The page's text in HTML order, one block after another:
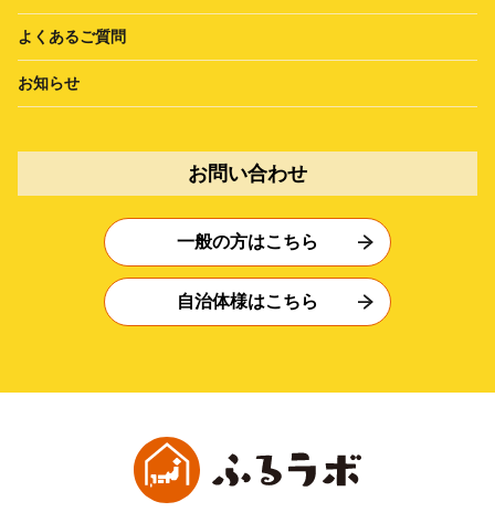
よくあるご質問
お知らせ
お問い合わせ
一般の方はこちら
自治体様はこちら